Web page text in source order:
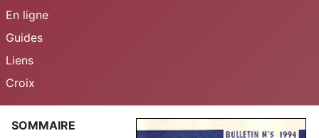
En ligne
Guides
Liens
Croix
SOMMAIRE